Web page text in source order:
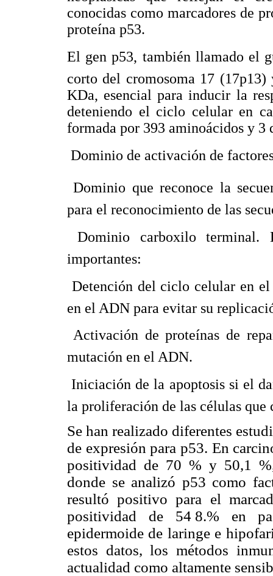
conocidas como marcadores de
proteína p53.
El gen p53, también llamado el
corto del cromosoma 17
KDa, esencial para inducir la
deteniendo el ciclo celular en
formada por 393 aminoácidos y 3
 Dominio de activación de
 Dominio que reconoce la
para el reconocimiento de las
 Dominio carboxilo
importantes:
 Detención del ciclo celular en
en el ADN para evitar su
 Activación de proteínas de
mutación en el ADN.
 Iniciación de la apoptosis si el
la proliferación de las células
Se han realizado diferentes
de expresión para p53. En
positividad de 70 % y 50,1
donde se analizó p53 como
resultó positivo para el
positividad de 54, 8.% en
epidermoide de laringe e
estos datos, los métodos
actualidad como altamente